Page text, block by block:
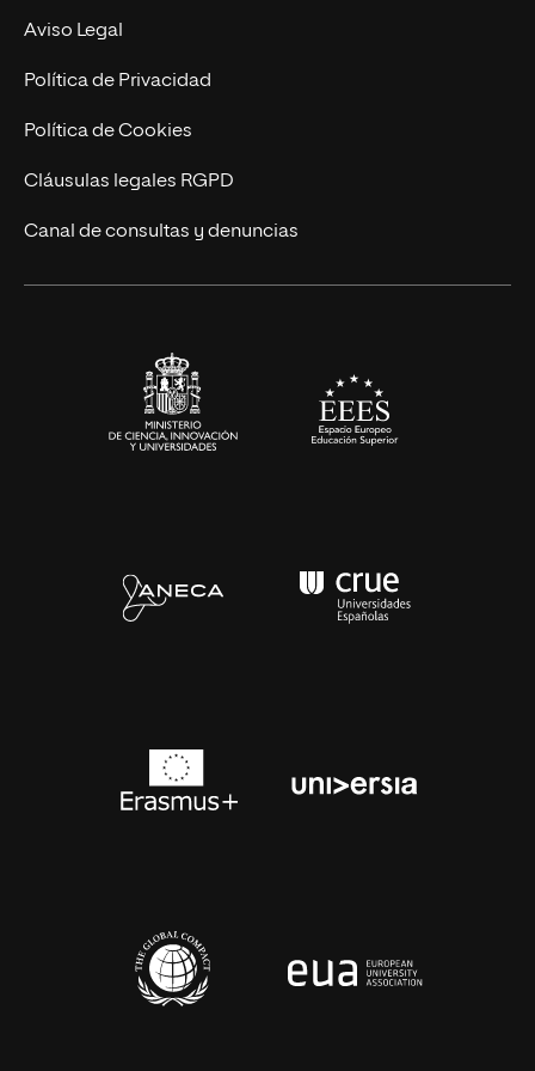
Experto Universitario
Postgrados
Cursos Universitarios
Nuestro Equipo
Trabaja en UNIR
Actualidad
UNIR Revista
Eventos
Aviso Legal
Política de Privacidad
Política de Cookies
Cláusulas legales RGPD
Canal de consultas y denuncias